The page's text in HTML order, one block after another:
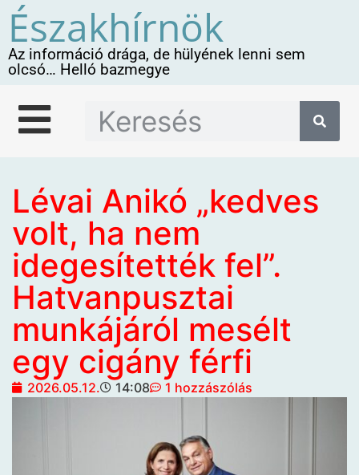
Északhírnök
Az információ drága, de hülyének lenni sem
olcsó… Helló bazmegye
Lévai Anikó „kedves
volt, ha nem
idegesítették fel”.
Hatvanpusztai
munkájáról mesélt
egy cigány férfi
2026.05.12. 14:08 1 hozzászólás